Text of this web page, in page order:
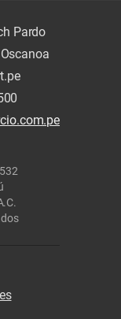
Pardo